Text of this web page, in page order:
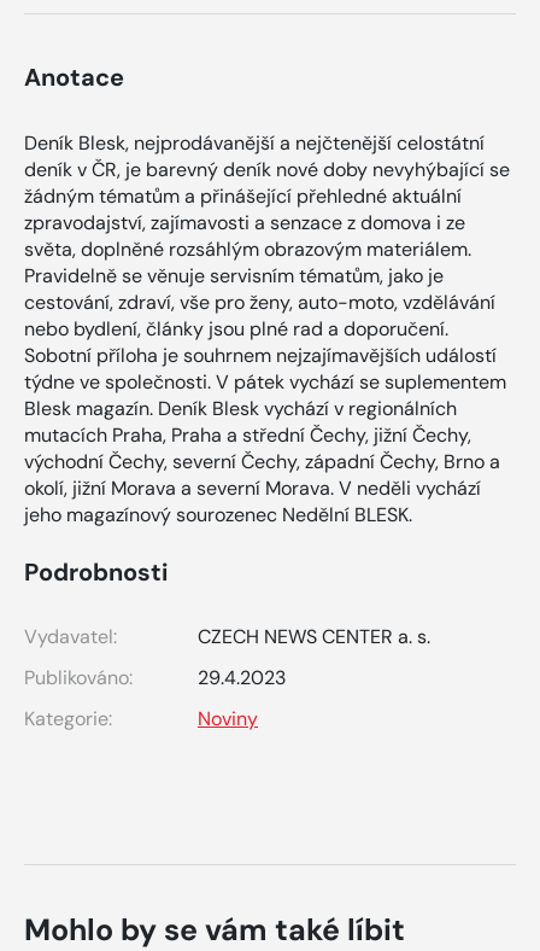
Anotace
Deník Blesk, nejprodávanější a nejčtenější celostátní
deník v ČR, je barevný deník nové doby nevyhýbající se
žádným tématům a přinášející přehledné aktuální
zpravodajství, zajímavosti a senzace z domova i ze
světa, doplněné rozsáhlým obrazovým materiálem.
Pravidelně se věnuje servisním tématům, jako je
cestování, zdraví, vše pro ženy, auto-moto, vzdělávání
nebo bydlení, články jsou plné rad a doporučení.
Sobotní příloha je souhrnem nejzajímavějších událostí
týdne ve společnosti. V pátek vychází se suplementem
Blesk magazín. Deník Blesk vychází v regionálních
mutacích Praha, Praha a střední Čechy, jižní Čechy,
východní Čechy, severní Čechy, západní Čechy, Brno a
okolí, jižní Morava a severní Morava. V neděli vychází
jeho magazínový sourozenec Nedělní BLESK.
Podrobnosti
Vydavatel:
CZECH NEWS CENTER a. s.
Publikováno:
29.4.2023
Kategorie:
Noviny
Mohlo by se vám také líbit